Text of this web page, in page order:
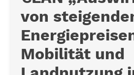
von
Mobilität und